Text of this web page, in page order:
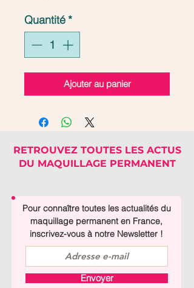
Quantité*
Ajouter au panier
RETROUVEZ TOUTES LES ACTUS
DU MAQUILLAGE PERMANENT
Pour connaître toutes les actualités du
maquillage permanent en France,
inscrivez-vous à notre Newsletter !
Envoyer